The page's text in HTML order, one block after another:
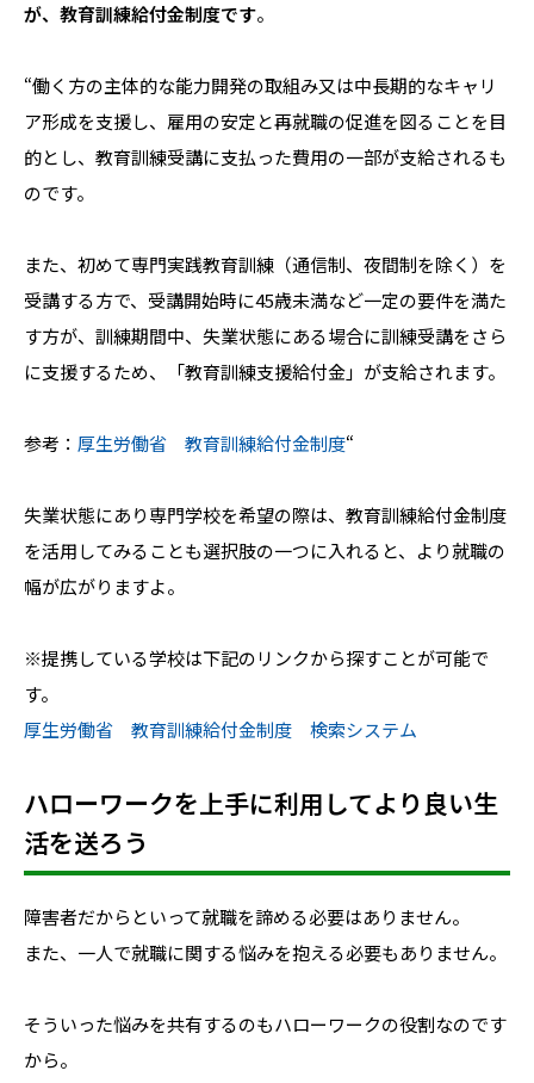
が、教育訓練給付金制度です。
“働く方の主体的な能力開発の取組み又は中長期的なキャリ
ア形成を支援し、雇用の安定と再就職の促進を図ることを目
的とし、教育訓練受講に支払った費用の一部が支給されるも
のです。
また、初めて専門実践教育訓練（通信制、夜間制を除く）を
受講する方で、受講開始時に45歳未満など一定の要件を満た
す方が、訓練期間中、失業状態にある場合に訓練受講をさら
に支援するため、「教育訓練支援給付金」が支給されます。
参考： 厚生労働省 教育訓練給付金制度“
失業状態にあり専門学校を希望の際は、教育訓練給付金制度
を活用してみることも選択肢の一つに入れると、より就職の
幅が広がりますよ。
※提携している学校は下記のリンクから探すことが可能で
す。
厚生労働省 教育訓練給付金制度 検索システム
ハローワークを上手に利用してより良い生
活を送ろう
障害者だからといって就職を諦める必要はありません。
また、一人で就職に関する悩みを抱える必要もありません。
そういった悩みを共有するのもハローワークの役割なのです
から。